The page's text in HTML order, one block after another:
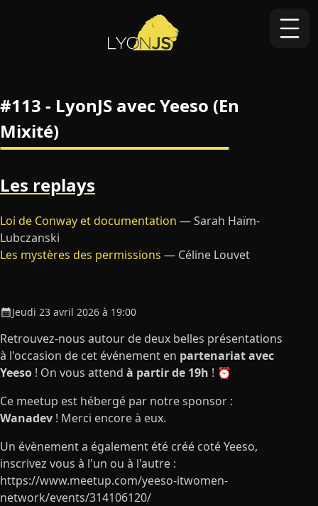
Évènements
#113 - LyonJS avec Yeeso (En
Mixité)
Les replays
Loi de Conway et documentation —Sarah Haïm-
Lubczanski
Les mystères des permissions — Céline Louvet
Jeudi 23 avril 2026 à 19:00
Retrouvez-nous autour de deux belles présentations
à l'occasion de cet événement en partenariat avec
Yeeso ! On vous attend à partir de 19h ! ⏰
Ce meetup est hébergé par notre sponsor :
Wanadev ! Merci encore à eux.
Un évènement a également été créé coté Yeeso,
inscrivez vous à l'un ou à l'autre :
https://www.meetup.com/yeeso-itwomen-
network/events/314106120/